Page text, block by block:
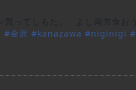
#金沢 #kanazawa #niginigi #